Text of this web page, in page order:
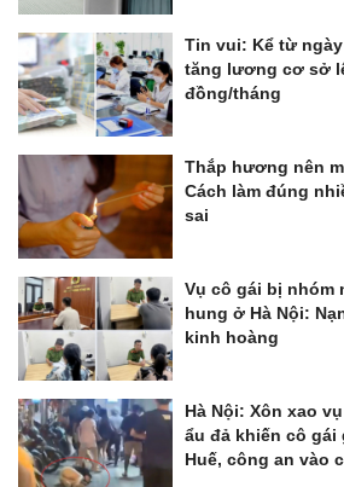
Tin vui: Kể từ
tăng lương cơ sở
đồng/tháng
Thắp hương nên
Cách làm đúng
sai
Vụ cô gái bị nhóm
hung ở Hà Nội:
kinh hoàng
Hà Nội: Xôn xao
ẩu đả khiến cô gái
Huế, công an vào